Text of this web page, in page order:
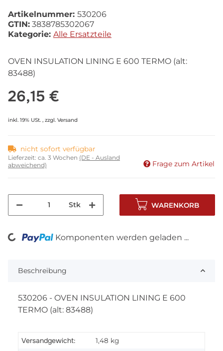
Artikelnummer: 530206
GTIN: 3838785302067
Kategorie: Alle Ersatzteile
OVEN INSULATION LINING E 600 TERMO (alt:
83488)
26,15 €
inkl. 19% USt. , zzgl. Versand
nicht sofort verfügbar
Lieferzeit: ca. 3 Wochen (DE - Ausland
abweichend)
Frage zum Artikel
Stk WARENKORB
Loading... Komponenten werden geladen ...
Beschreibung
530206 - OVEN INSULATION LINING E 600
TERMO (alt: 83488)
Versandgewicht: 1,48 kg